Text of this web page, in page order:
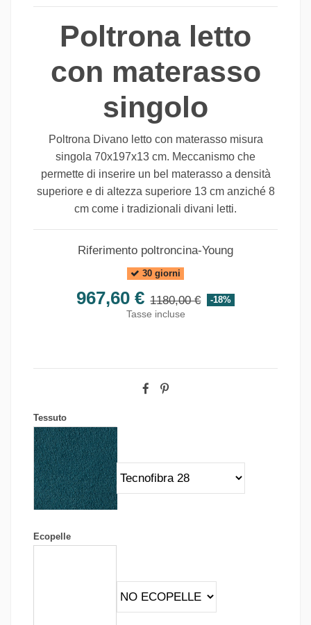
Poltrona letto
con materasso
singolo
Poltrona Divano letto con materasso misura
singola 70x197x13 cm. Meccanismo che
permette di inserire un bel materasso a densità
superiore e di altezza superiore 13 cm anziché 8
cm come i tradizionali divani letti.
Riferimento poltroncina-Young
30 giorni
967,60 € 1180,00 €
-18%
Tasse incluse
Tessuto
Ecopelle